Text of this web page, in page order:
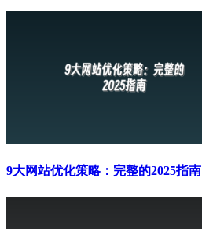
9大网站优化策略：完整的2025指南